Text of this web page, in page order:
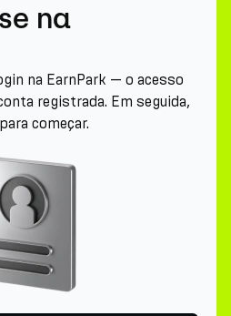
na
na EarnPark — o acesso
registrada. Em seguida,
começar.